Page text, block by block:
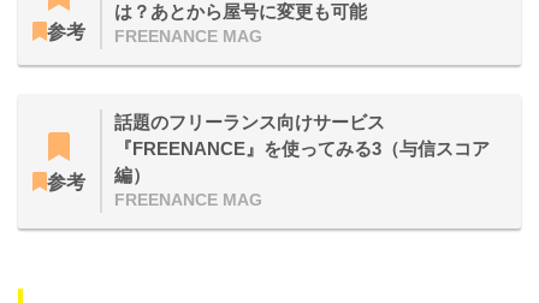
参考
は？あとから屋号に変更も可能
FREENANCE MAG
参考
話題のフリーランス向けサービス
『FREENANCE』を使ってみる3（与信スコア
編）
FREENANCE MAG